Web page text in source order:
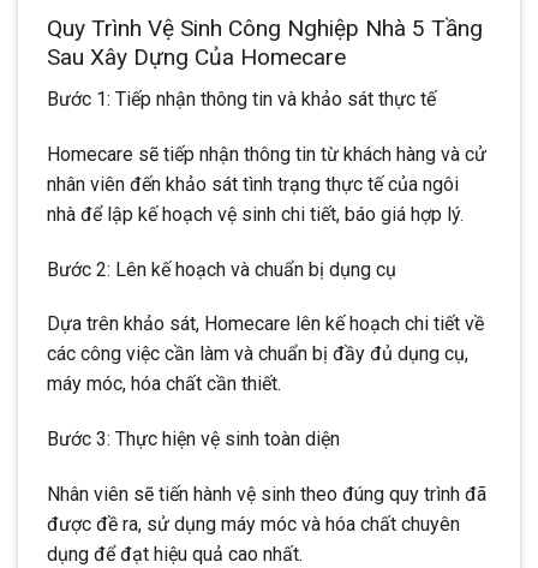
Quy Trình Vệ Sinh Công Nghiệp Nhà 5 Tầng
Sau Xây Dựng Của Homecare
Bước 1: Tiếp nhận thông tin và khảo sát thực tế
Homecare sẽ tiếp nhận thông tin từ khách hàng và cử
nhân viên đến khảo sát tình trạng thực tế của ngôi
nhà để lập kế hoạch vệ sinh chi tiết, báo giá hợp lý.
Bước 2: Lên kế hoạch và chuẩn bị dụng cụ
Dựa trên khảo sát, Homecare lên kế hoạch chi tiết về
các công việc cần làm và chuẩn bị đầy đủ dụng cụ,
máy móc, hóa chất cần thiết.
Bước 3: Thực hiện vệ sinh toàn diện
Nhân viên sẽ tiến hành vệ sinh theo đúng quy trình đã
được đề ra, sử dụng máy móc và hóa chất chuyên
dụng để đạt hiệu quả cao nhất.